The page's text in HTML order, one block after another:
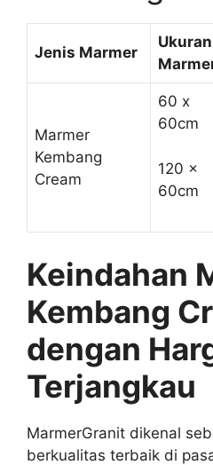
Jenis Marmer
Ukuran
Marmer
Kembang
Cream
60 x
60cm
120 x
60cm
Keindahan
Kembang
dengan
Terjangkau
MarmerGranit dikenal
berkualitas terbaik di